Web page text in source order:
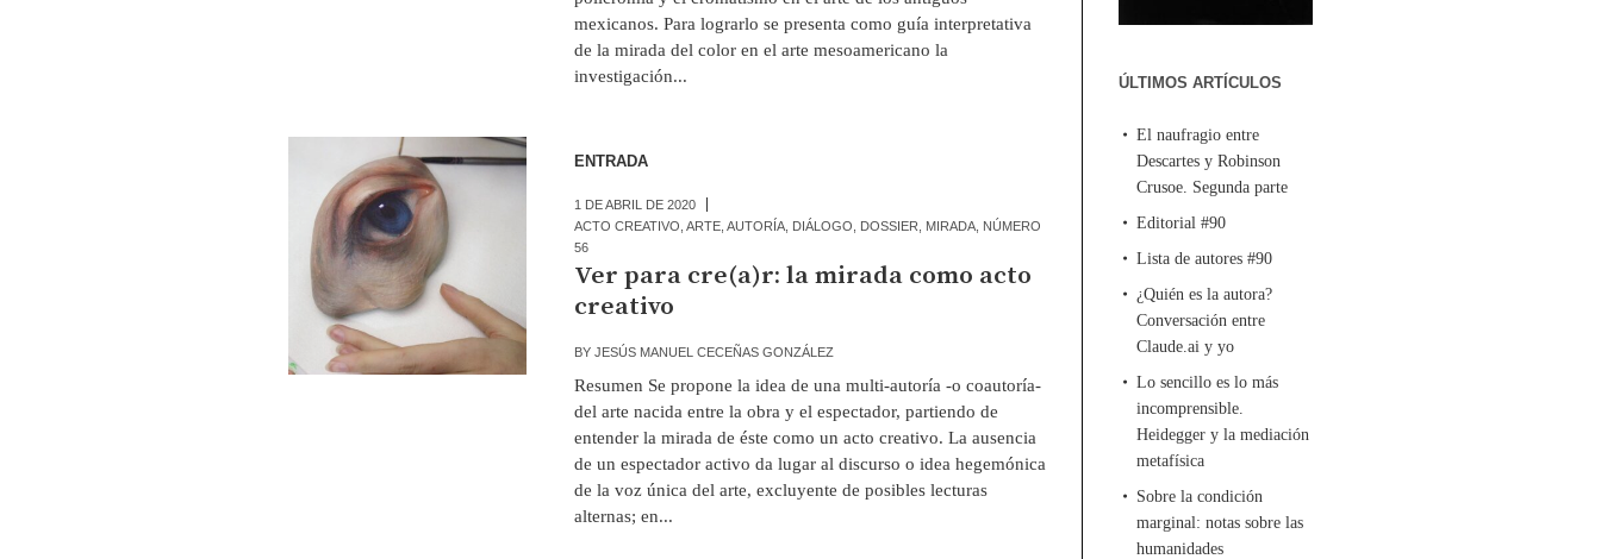
mexicanos. Para lograrlo se presenta como guía interpretativa
de la mirada del color en el arte mesoamericano la
investigación...
ENTRADA
1 DE ABRIL DE 2020
ACTO CREATIVO ARTE, AUTORÍA, DIÁLOGO DOSSIER MIRADA, NÚMERO
56
Ver para cre(a)r: la mirada como acto
creativo
BY JESÚS MANUEL CECEÑAS GONZÁLEZ
Resumen Se propone la idea de una multi-autoría -o coautoría-
del arte nacida entre la obra y el espectador, partiendo de
entender la mirada de éste como un acto creativo. La ausencia
de un espectador activo da lugar al discurso o idea hegemónica
de la voz única del arte, excluyente de posibles lecturas
alternas; en...
ÚLTIMOS ARTÍCULOS
El naufragio entre
Descartes y Robinson
Crusoe. Segunda parte
Editorial #90
Lista de autores #90
¿Quién es la autora?
Conversación entre
Claude.ai y yo
Lo sencillo es lo más
incomprensible.
Heidegger y la mediación
metafísica
Sobre la condición
marginal: notas sobre las
humanidades